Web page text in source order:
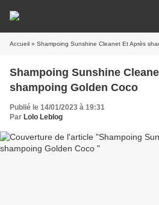
Accueil » Shampoing Sunshine Cleanet Et Après
Shampoing Sunshine
shampoing Golden Coco
Publié le 14/01/2023 à 19:31
Par Lolo Leblog